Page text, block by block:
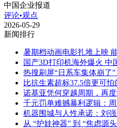
中国企业报道
评论•观点
2026-05-29
新闻排行
暑期档动画电影扎堆上映
国产3D打印机海外爆火 中
热搜刷屏“日系车集体崩了
比抗生素超标37.5倍更可
诺基亚凭何穿越周期，再
千元罚单难撼暴利逻辑：
机器围城与人性承诺：刘
从 “护娃神器” 到 “焦虑源